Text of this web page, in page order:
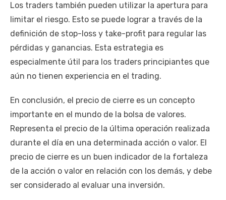
Los traders también pueden utilizar la apertura para
limitar el riesgo. Esto se puede lograr a través de la
definición de stop-loss y take-profit para regular las
pérdidas y ganancias. Esta estrategia es
especialmente útil para los traders principiantes que
aún no tienen experiencia en el trading.
En conclusión, el precio de cierre es un concepto
importante en el mundo de la bolsa de valores.
Representa el precio de la última operación realizada
durante el día en una determinada acción o valor. El
precio de cierre es un buen indicador de la fortaleza
de la acción o valor en relación con los demás, y debe
ser considerado al evaluar una inversión.